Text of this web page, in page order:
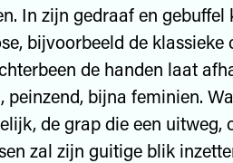
In zijn gedraaf en
bijvoorbeeld de
de handen laat
bijna feminien.
de grap die een uitweg,
zal zijn guitige blik